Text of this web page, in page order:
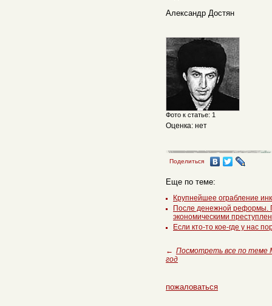
Александр Достян
Фото к статье: 1
Оценка: нет
Поделиться
Еще по теме:
Крупнейшее ограбление
После денежной реформы.
экономическими
Если кто-то кое-где у нас
← Посмотреть все по теме
год
пожаловаться